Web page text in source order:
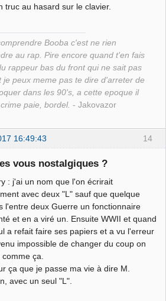
truc au hasard sur le clavier.
Booba c'est ne rien
au rap. Pire encore quand t'en fais
rappeur bas du front qui ne sait pas
je peux meme pas te dire d'arreter de
dans les 90's, a cette epoque il
paie, bordel. - Jakovazor
14
16:49:43
vous nostalgiques ?
: j'ai un nom que l'on écrirait
avec deux "L" sauf que quelque
l'entre deux Guerre un fonctionnaire
et en a viré un. Ensuite WWII et quand
a refait faire ses papiers et a vu l'erreur
impossible de changer du coup on
ça.
ça que je passe ma vie à dire M.
avec un seul "L".